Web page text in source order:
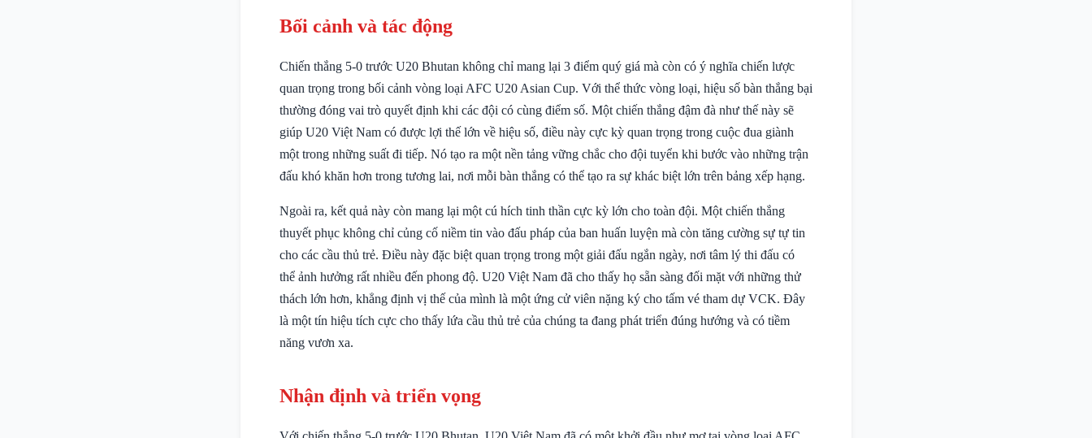
Bối cảnh và tác động
Chiến thắng 5-0 trước U20 Bhutan không chỉ mang lại 3 điểm quý giá mà còn có ý nghĩa chiến lược
quan trọng trong bối cảnh vòng loại AFC U20 Asian Cup. Với thể thức vòng loại, hiệu số bàn thắng bại
thường đóng vai trò quyết định khi các đội có cùng điểm số. Một chiến thắng đậm đà như thế này sẽ
giúp U20 Việt Nam có được lợi thế lớn về hiệu số, điều này cực kỳ quan trọng trong cuộc đua giành
một trong những suất đi tiếp. Nó tạo ra một nền tảng vững chắc cho đội tuyển khi bước vào những trận
đấu khó khăn hơn trong tương lai, nơi mỗi bàn thắng có thể tạo ra sự khác biệt lớn trên bảng xếp hạng.
Ngoài ra, kết quả này còn mang lại một cú hích tinh thần cực kỳ lớn cho toàn đội. Một chiến thắng
thuyết phục không chỉ củng cố niềm tin vào đấu pháp của ban huấn luyện mà còn tăng cường sự tự tin
cho các cầu thủ trẻ. Điều này đặc biệt quan trọng trong một giải đấu ngắn ngày, nơi tâm lý thi đấu có
thể ảnh hưởng rất nhiều đến phong độ. U20 Việt Nam đã cho thấy họ sẵn sàng đối mặt với những thử
thách lớn hơn, khẳng định vị thế của mình là một ứng cử viên nặng ký cho tấm vé tham dự VCK. Đây
là một tín hiệu tích cực cho thấy lứa cầu thủ trẻ của chúng ta đang phát triển đúng hướng và có tiềm
năng vươn xa.
Nhận định và triển vọng